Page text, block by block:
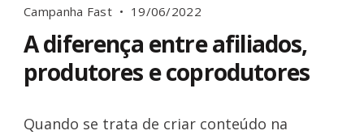
Campanha Fast 19/06/2022
A diferença entre afiliados,
produtores e coprodutores
Quando se trata de criar conteúdo na